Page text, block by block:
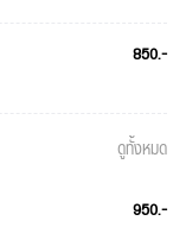
850.-
ดูทั้งหมด
950.-